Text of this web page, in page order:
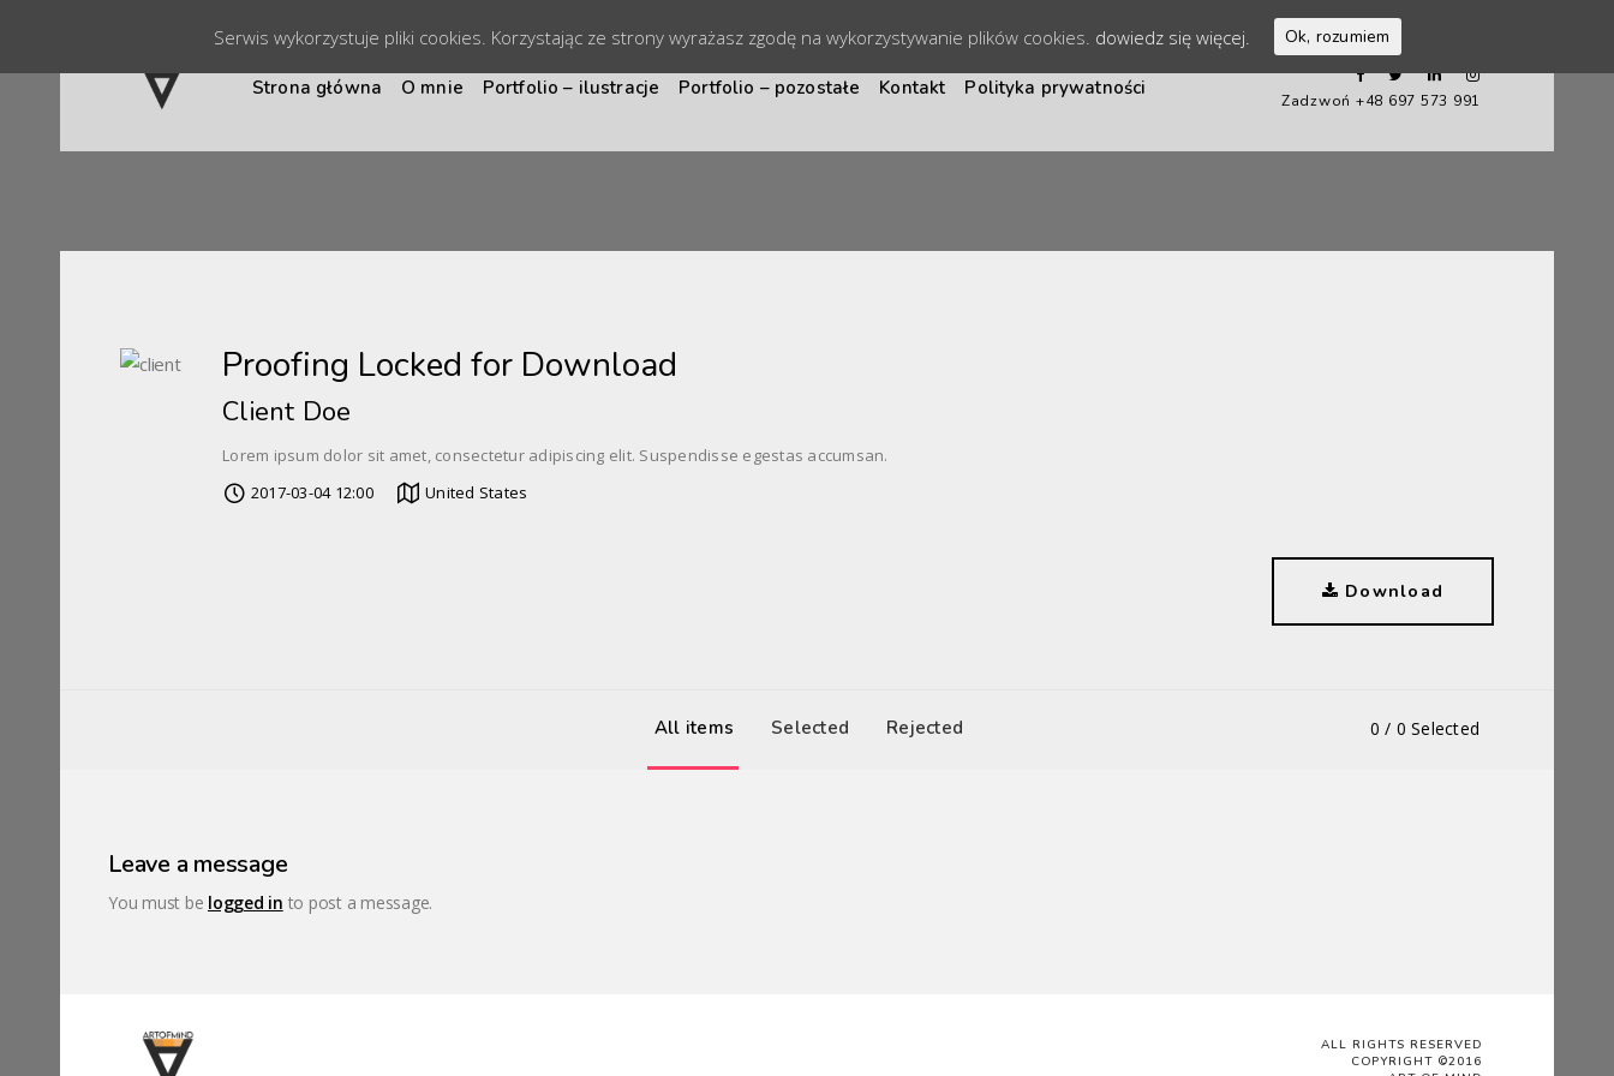
Strona główna O mnie Portfolio – ilustracje Portfolio – pozostałe Kontakt Polityka prywatności
Zadzwoń +48 697 573 991
Proofing Locked for Download
Client Doe
Lorem ipsum dolor sit amet, consectetur adipiscing elit. Suspendisse egestas accumsan.
2017-03-04 12:00
United States
Download
All items Selected Rejected 0 / 0 Selected
Leave a message
You must be logged in to post a message.
ALL RIGHTS RESERVED
COPYRIGHT ©2016
Serwis wykorzystuje pliki cookies. Korzystając ze strony wyrażasz zgodę na wykorzystywanie plików cookies. dowiedz się więcej. Ok, rozumiem